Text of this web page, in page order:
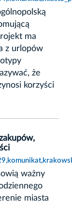
ma
z urlopów
że
korzyści
ważny
miasta